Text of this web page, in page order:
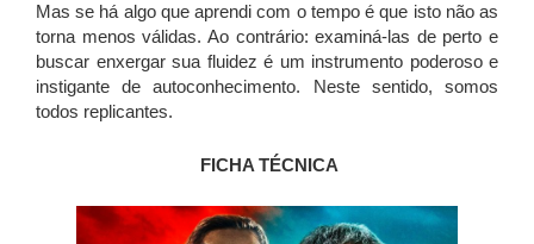
Mas se há algo que aprendi com o tempo é que isto não as
torna menos válidas. Ao contrário: examiná-las de perto e
buscar enxergar sua fluidez é um instrumento poderoso e
instigante de autoconhecimento. Neste sentido, somos
todos replicantes.
FICHA TÉCNICA